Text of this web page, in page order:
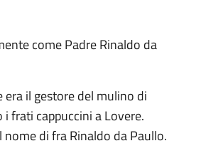
come Padre Rinaldo da
era il gestore del mulino di
frati cappuccini a Lovere.
di fra Rinaldo da Paullo.